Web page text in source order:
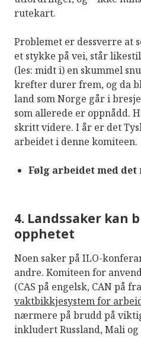
rutekart.
Problemet er dessverre at
et stykke på vei, står
(les: midt i) en skummel
krefter durer frem, og da
land som Norge går i
som allerede er oppnådd.
skritt videre. I år er det
arbeidet i denne komiteen.
Følg arbeidet med
4. Landssaker kan
opphetet
Noen saker på ILO-
andre. Komiteen for
(CAS på engelsk, CAN på
vaktbikkjesystem for
nærmere på brudd på
inkludert Russland, Mali